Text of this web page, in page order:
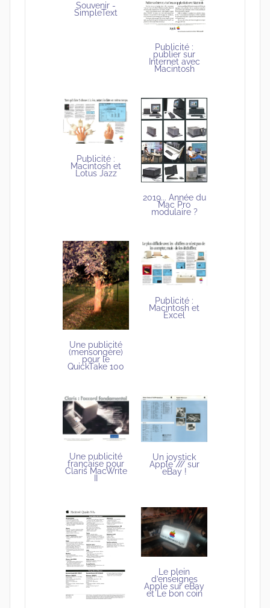
Souvenir -
SimpleText
Publicité :
publier sur
Internet avec
Macintosh
Publicité :
Macintosh et
Lotus Jazz
2019... Année du
Mac Pro
modulaire ?
Une publicité
(mensongère)
pour le
QuickTake 100
Publicité :
Macintosh et
Excel
Une publicité
française pour
Claris MacWrite
Un joystick
Apple /// sur
eBay !
Le plein
d’enseignes
Apple sur eBay
et Le bon coin